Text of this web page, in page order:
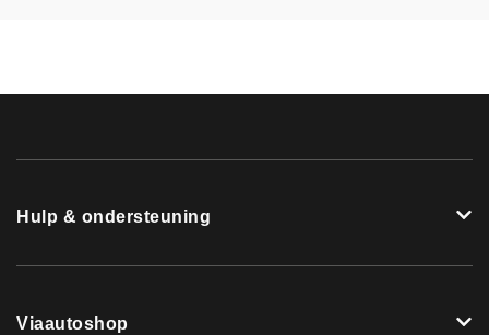
Hulp & ondersteuning
Viaautoshop